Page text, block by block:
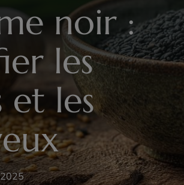
noir :
les
et les